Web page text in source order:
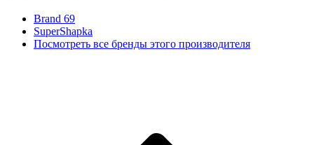
Brand 69
SuperShapka
Посмотреть все бренды этого производителя